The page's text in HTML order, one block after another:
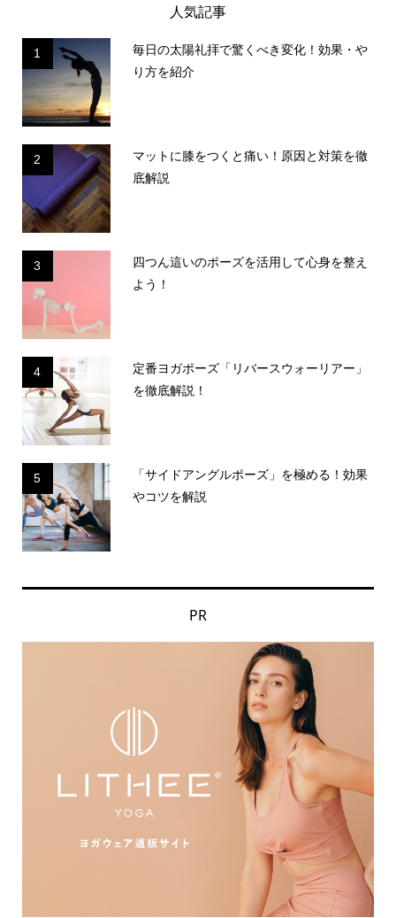
人気記事
1
毎日の太陽礼拝で驚くべき変化！効果・や
り方を紹介
2
マットに膝をつくと痛い！原因と対策を徹
底解説
3
四つん這いのポーズを活用して心身を整え
よう！
4
定番ヨガポーズ「リバースウォーリアー」
を徹底解説！
5
「サイドアングルポーズ」を極める！効果
やコツを解説
PR